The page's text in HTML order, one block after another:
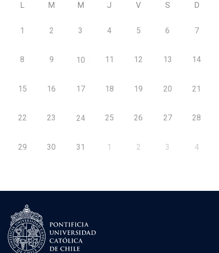
L M M J V S D
1 2 3 4 5 6 7
8 9 10 11 12 13 14
15 16 17 18 19 20 21
22 23 24 25 26 27 28
29 30 31 1 2 3 4